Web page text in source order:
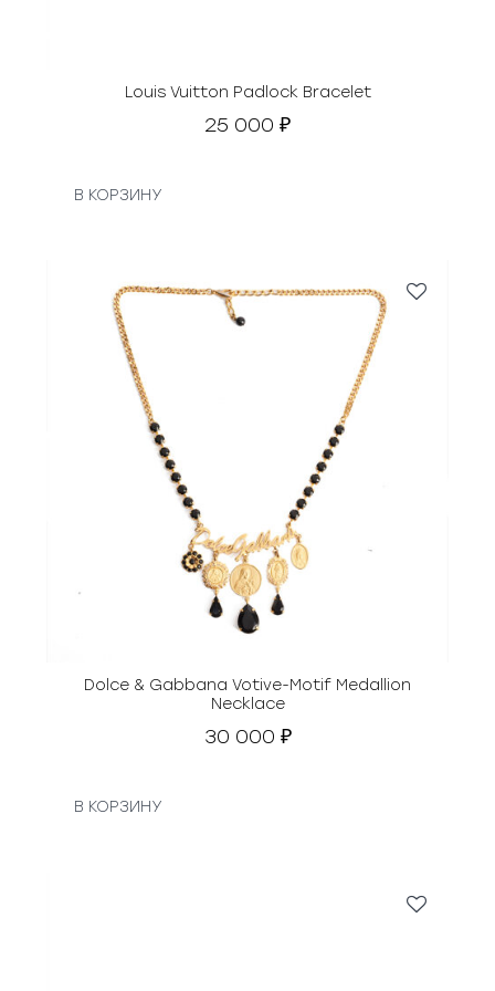
Louis Vuitton Padlock Bracelet
25 000 ₽
В КОРЗИНУ
Dolce & Gabbana Votive-Motif Medallion
Necklace
30 000 ₽
В КОРЗИНУ